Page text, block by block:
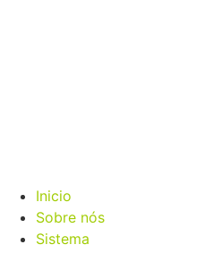
Inicio
Sobre nós
Sistema